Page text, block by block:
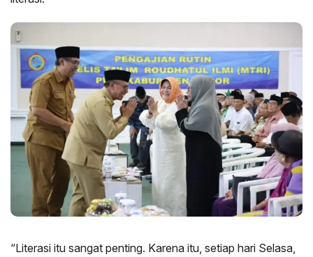
“Literasi itu sangat penting. Karena itu, setiap hari Selasa,